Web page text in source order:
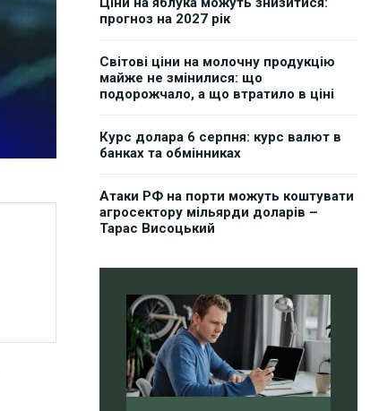
прогноз на 2027 рік
Світові ціни на молочну продукцію
майже не змінилися: що
подорожчало, а що втратило в ціні
Курс долара 6 серпня: курс валют в
банках та обмінниках
Атаки РФ на порти можуть коштувати
агросектору мільярди доларів –
Тарас Висоцький